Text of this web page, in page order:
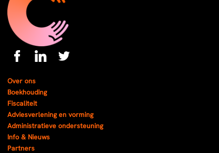
Over ons
Boekhouding
Fiscaliteit
Adviesverlening en vorming
Administratieve ondersteuning
Info & Nieuws
Partners